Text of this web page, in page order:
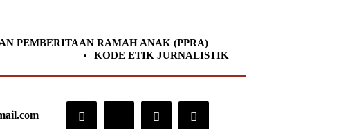
PEMBERITAAN RAMAH ANAK (PPRA)
KODE ETIK JURNALISTIK